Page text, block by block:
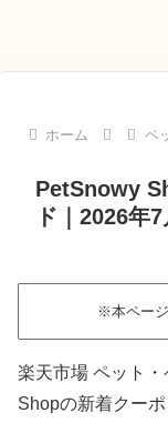
ホーム ペ
PetSnowy
ド｜2026年
※本ペー
楽天市場 ペット
Shopの新着クー